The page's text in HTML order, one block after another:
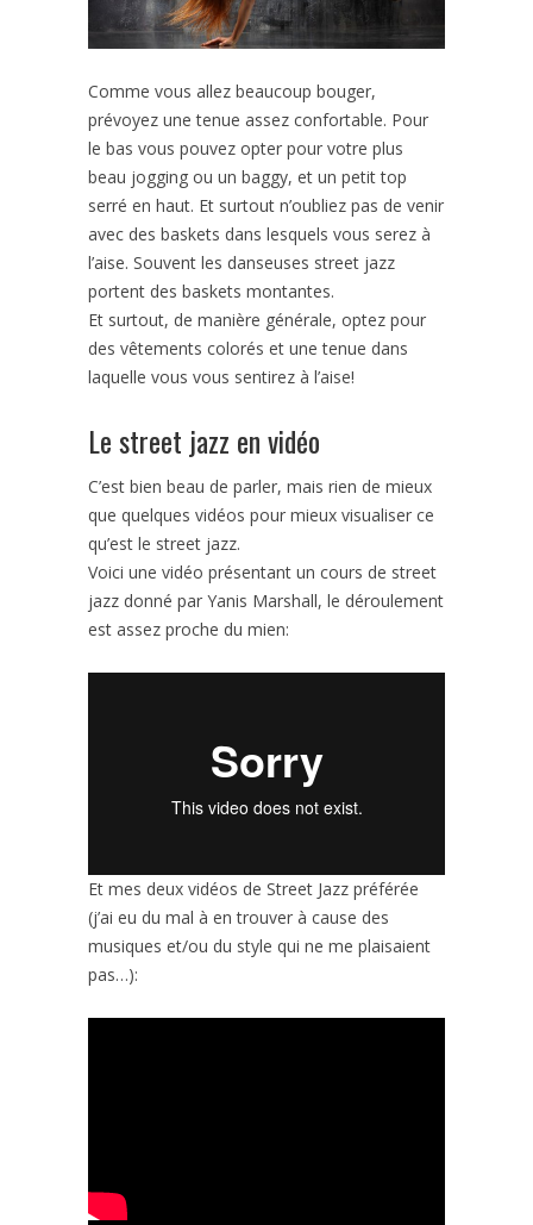
Comme vous allez beaucoup bouger,
prévoyez une tenue assez confortable. Pour
le bas vous pouvez opter pour votre plus
beau jogging ou un baggy, et un petit top
serré en haut. Et surtout n’oubliez pas de venir
avec des baskets dans lesquels vous serez à
l’aise. Souvent les danseuses street jazz
portent des baskets montantes.
Et surtout, de manière générale, optez pour
des vêtements colorés et une tenue dans
laquelle vous vous sentirez à l’aise!
Le street jazz en vidéo
C’est bien beau de parler, mais rien de mieux
que quelques vidéos pour mieux visualiser ce
qu’est le street jazz.
Voici une vidéo présentant un cours de street
jazz donné par Yanis Marshall, le déroulement
est assez proche du mien:
Et mes deux vidéos de Street Jazz préférée
(j’ai eu du mal à en trouver à cause des
musiques et/ou du style qui ne me plaisaient
pas…):